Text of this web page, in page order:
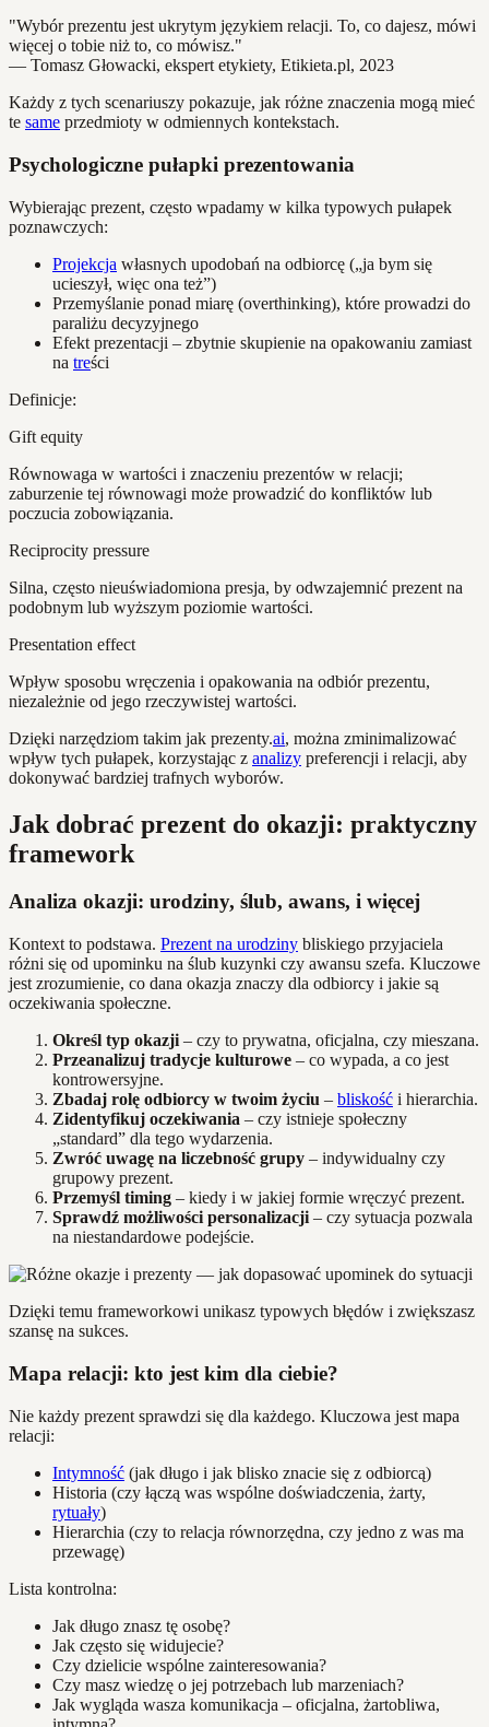
"Wybór prezentu jest ukrytym językiem relacji. To, co dajesz, mówi
więcej o tobie niż to, co mówisz."
— Tomasz Głowacki, ekspert etykiety, Etikieta.pl, 2023
Każdy z tych scenariuszy pokazuje, jak różne znaczenia mogą mieć
te same przedmioty w odmiennych kontekstach.
Psychologiczne pułapki prezentowania
Wybierając prezent, często wpadamy w kilka typowych pułapek
poznawczych:
Projekcja własnych upodobań na odbiorcę („ja bym się
ucieszył, więc ona też”)
Przemyślanie ponad miarę (overthinking), które prowadzi do
paraliżu decyzyjnego
Efekt prezentacji – zbytnie skupienie na opakowaniu zamiast
na treści
Definicje:
Gift equity
Równowaga w wartości i znaczeniu prezentów w relacji;
zaburzenie tej równowagi może prowadzić do konfliktów lub
poczucia zobowiązania.
Reciprocity pressure
Silna, często nieuświadomiona presja, by odwzajemnić prezent na
podobnym lub wyższym poziomie wartości.
Presentation effect
Wpływ sposobu wręczenia i opakowania na odbiór prezentu,
niezależnie od jego rzeczywistej wartości.
Dzięki narzędziom takim jak prezenty.ai, można zminimalizować
wpływ tych pułapek, korzystając z analizy preferencji i relacji, aby
dokonywać bardziej trafnych wyborów.
Jak dobrać prezent do okazji: praktyczny
framework
Analiza okazji: urodziny, ślub, awans, i więcej
Kontext to podstawa. Prezent na urodziny bliskiego przyjaciela
różni się od upominku na ślub kuzynki czy awansu szefa. Kluczowe
jest zrozumienie, co dana okazja znaczy dla odbiorcy i jakie są
oczekiwania społeczne.
Określ typ okazji – czy to prywatna, oficjalna, czy mieszana.
Przeanalizuj tradycje kulturowe – co wypada, a co jest
kontrowersyjne.
Zbadaj rolę odbiorcy w twoim życiu – bliskość i hierarchia.
Zidentyfikuj oczekiwania – czy istnieje społeczny
„standard” dla tego wydarzenia.
Zwróć uwagę na liczebność grupy – indywidualny czy
grupowy prezent.
Przemyśl timing – kiedy i w jakiej formie wręczyć prezent.
Sprawdź możliwości personalizacji – czy sytuacja pozwala
na niestandardowe podejście.
Dzięki temu frameworkowi unikasz typowych błędów i zwiększasz
szansę na sukces.
Mapa relacji: kto jest kim dla ciebie?
Nie każdy prezent sprawdzi się dla każdego. Kluczowa jest mapa
relacji:
Intymność (jak długo i jak blisko znacie się z odbiorcą)
Historia (czy łączą was wspólne doświadczenia, żarty,
rytuały)
Hierarchia (czy to relacja równorzędna, czy jedno z was ma
przewagę)
Lista kontrolna:
Jak długo znasz tę osobę?
Jak często się widujecie?
Czy dzielicie wspólne zainteresowania?
Czy masz wiedzę o jej potrzebach lub marzeniach?
Jak wygląda wasza komunikacja – oficjalna, żartobliwa,